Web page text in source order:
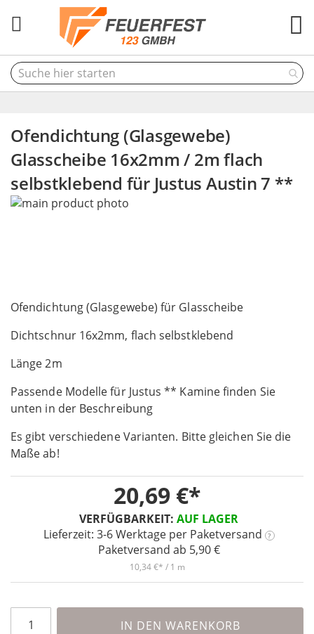
Ofendichtung (Glasgewebe)
Glasscheibe 16x2mm / 2m flach
selbstklebend für Justus Austin 7 **
Ofendichtung (Glasgewebe) für Glasscheibe
Dichtschnur 16x2mm, flach selbstklebend
Länge 2m
Passende Modelle für Justus ** Kamine finden Sie
unten in der Beschreibung
Es gibt verschiedene Varianten. Bitte gleichen Sie die
Maße ab!
VERFÜGBARKEIT: AUF LAGER
Lieferzeit: 3-6 Werktageper Paketversand ?
Paketversand ab 5,90 €
20,69 €
10,34 € / 1 m
IN DEN WARENKORB
Skip
gallery
to
beginning
the
images
gallery